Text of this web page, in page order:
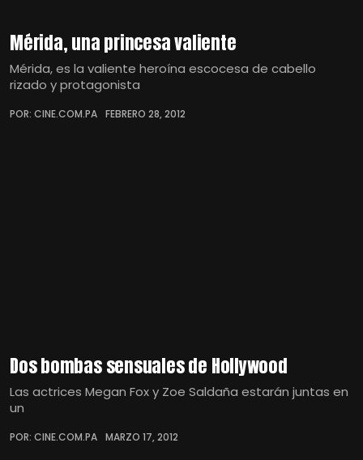
Mérida, una princesa valiente
Mérida, es la valiente heroína escocesa de cabello
rizado y protagonista
POR: CINE.COM.PA FEBRERO 28, 2012
Dos bombas sensuales de Hollywood
Las actrices Megan Fox y Zoe Saldaña estarán juntas en
un
POR: CINE.COM.PA MARZO 17, 2012